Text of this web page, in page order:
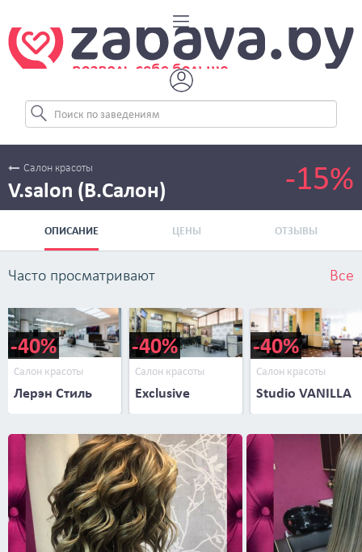
Салон красоты
V.salon (В.Салон) -15%
ОПИСАНИЕ ЦЕНЫ ОТЗЫВЫ
Часто просматривают Все
-40%
Салон красоты
Лерэн Стиль
-40%
Салон красоты
Exclusive
-40%
Салон красоты
Studio VANILLA